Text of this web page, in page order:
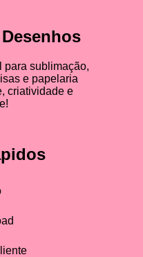
para sublimação,
e papelaria
criatividade e